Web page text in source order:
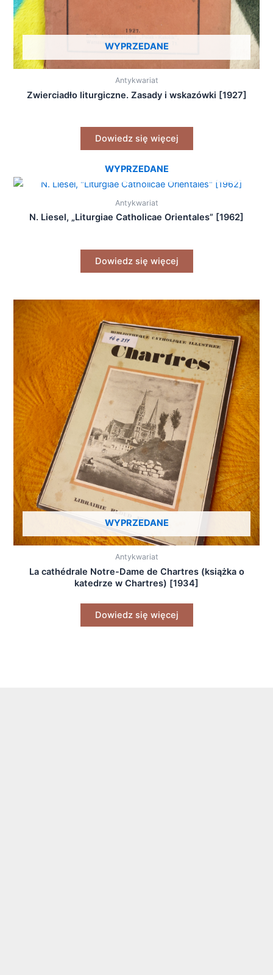
WYPRZEDANE
Antykwariat
Zwierciadło liturgiczne. Zasady i wskazówki [1927]
Dowiedz się więcej
WYPRZEDANE
Antykwariat
N. Liesel, „Liturgiae Catholicae Orientales” [1962]
Dowiedz się więcej
WYPRZEDANE
Antykwariat
La cathédrale Notre-Dame de Chartres (książka o
katedrze w Chartres) [1934]
Dowiedz się więcej